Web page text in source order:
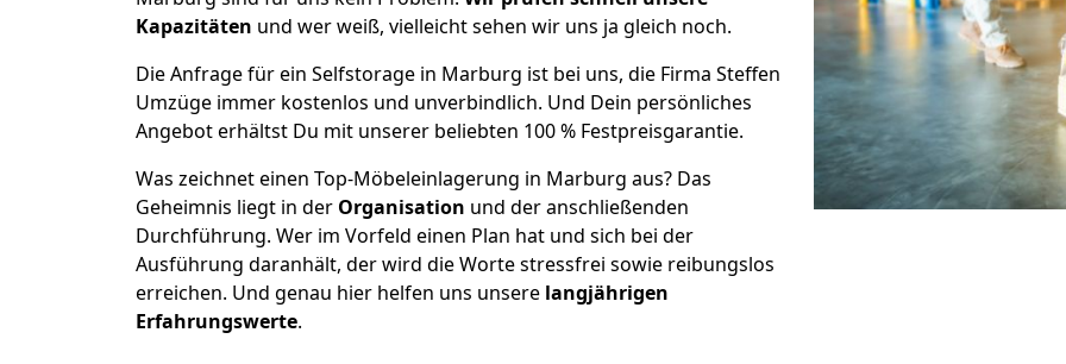
Kapazitäten und wer weiß, vielleicht sehen wir uns ja gleich noch.
Die Anfrage für ein Selfstorage in Marburg ist bei uns, die Firma Steffen
Umzüge immer kostenlos und unverbindlich. Und Dein persönliches
Angebot erhältst Du mit unserer beliebten 100 % Festpreisgarantie.
Was zeichnet einen Top-Möbeleinlagerung in Marburg aus? Das
Geheimnis liegt in der Organisation und der anschließenden
Durchführung. Wer im Vorfeld einen Plan hat und sich bei der
Ausführung daranhält, der wird die Worte stressfrei sowie reibungslos
erreichen. Und genau hier helfen uns unsere langjährigen
Erfahrungswerte.